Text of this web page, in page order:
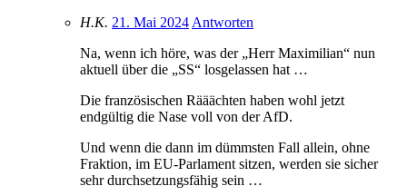
H.K. 21. Mai 2024 Antworten
Na, wenn ich höre, was der „Herr Maximilian“ nun
aktuell über die „SS“ losgelassen hat …
Die französischen Rääächten haben wohl jetzt
endgültig die Nase voll von der AfD.
Und wenn die dann im dümmsten Fall allein, ohne
Fraktion, im EU-Parlament sitzen, werden sie sicher
sehr durchsetzungsfähig sein …